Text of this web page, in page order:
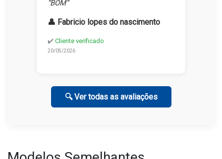
“BOM”
👤 Fabricio lopes do nascimento
✔️ Cliente verificado
20/05/2026
🔍 Ver todas as avaliações